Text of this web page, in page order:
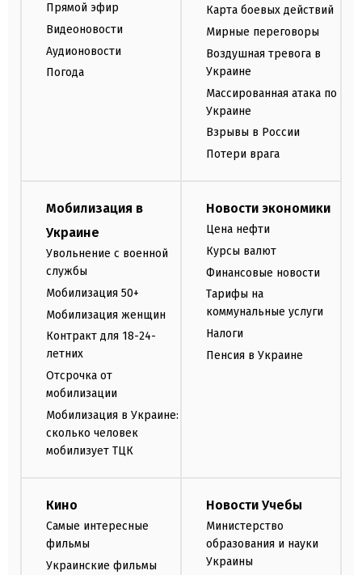
Прямой эфир
Видеоновости
Аудионовости
Погода
Карта боевых действий
Мирные переговоры
Воздушная тревога в
Украине
Массированная атака по
Украине
Взрывы в России
Потери врага
Мобилизация в
Украине
Увольнение с военной
службы
Мобилизация 50+
Мобилизация женщин
Контракт для 18-24-
летних
Отсрочка от
мобилизации
Мобилизация в Украине:
сколько человек
мобилизует ТЦК
Новости экономики
Цена нефти
Курсы валют
Финансовые новости
Тарифы на
коммунальные услуги
Налоги
Пенсия в Украине
Кино
Самые интересные
фильмы
Украинские фильмы
Новости Учебы
Министерство
образования и науки
Украины